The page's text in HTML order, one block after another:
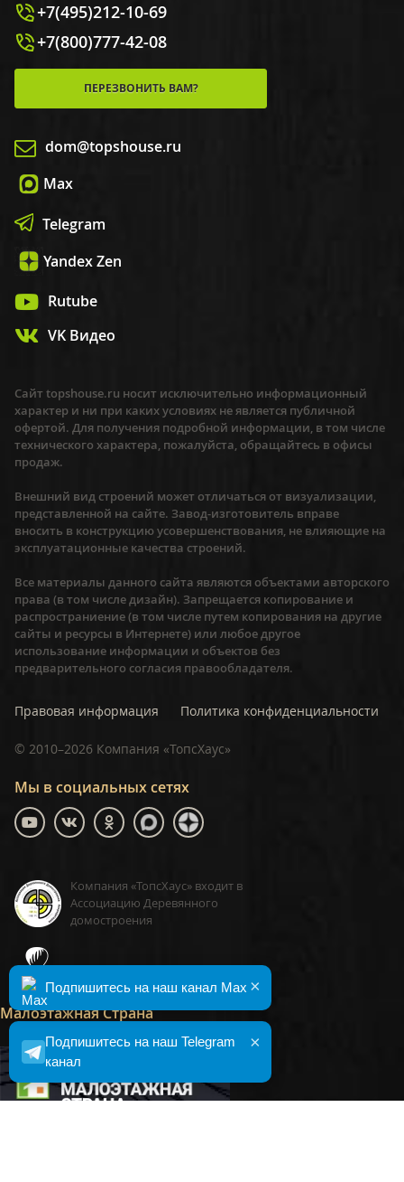
+7(495)212-10-69
+7(800)777-42-08
ПЕРЕЗВОНИТЬ ВАМ?
dom@topshouse.ru
Max
Telegram
Yandex Zen
Rutube
VK Видео
Мы в социальных сетях
Компания «ТопсХаус» входит в
Ассоциацию Деревянного
домостроения
Малоэтажная Страна
Сайт topshouse.ru носит исключительно информационный
характер и ни при каких условиях не является публичной
офертой. Для получения подробной информации, в том числе
технического характера, пожалуйста, обращайтесь в офисы
продаж.
Внешний вид строений может отличаться от визуализации,
представленной на сайте. Завод-изготовитель вправе
вносить в конструкцию усовершенствования, не влияющие на
эксплуатационные качества строений.
Все материалы данного сайта являются объектами авторского
права (в том числе дизайн). Запрещается копирование и
распространиение (в том числе путем копирования на другие
сайты и ресурсы в Интернете) или любое другое
использование информации и объектов без
предварительного согласия правообладателя.
Правовая информация Политика конфиденциальности
© 2010–2026 Компания «ТопсХаус»
×
Подпишитесь на наш Telegram
канал
×
Подпишитесь на наш канал Max